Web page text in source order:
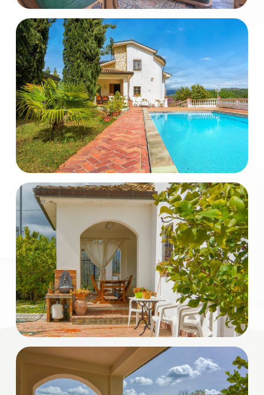
Totale
mq
Locali
minimi
Qualsiasi
1
2